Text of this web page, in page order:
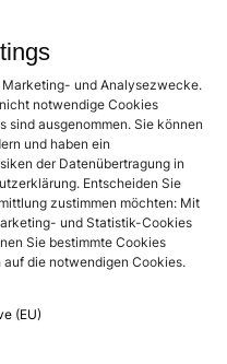
und Analysezwecke.
notwendige Cookies
sind ausgenommen. Sie können
und haben ein
der Datenübertragung in
Entscheiden Sie
zustimmen möchten: Mit
und Statistik-Cookies
Sie bestimmte Cookies
auf die notwendigen Cookies.
(EU)
an understanding
with very